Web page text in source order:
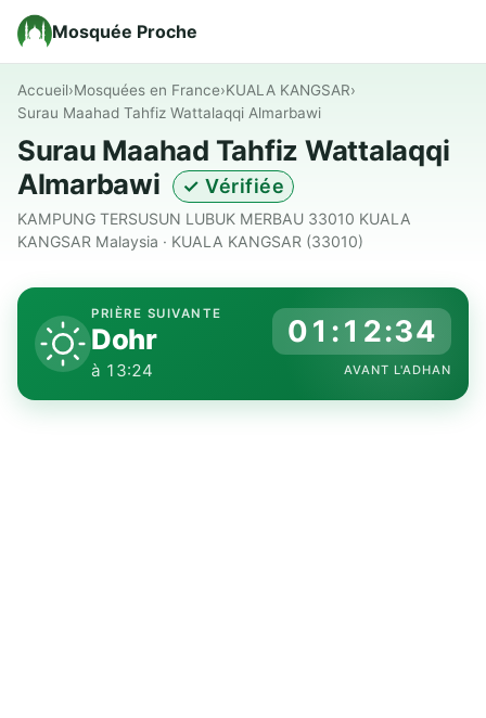
Mosquée Proche
Accueil›Mosquées en France›KUALA KANGSAR›
Surau Maahad Tahfiz Wattalaqqi Almarbawi
Surau Maahad Tahfiz Wattalaqqi
Almarbawi
✓ Vérifiée
KAMPUNG TERSUSUN LUBUK MERBAU 33010 KUALA
KANGSAR Malaysia · KUALA KANGSAR (33010)
PRIÈRE SUIVANTE
Dohr
à 13:24
01:12:34
AVANT L'ADHAN